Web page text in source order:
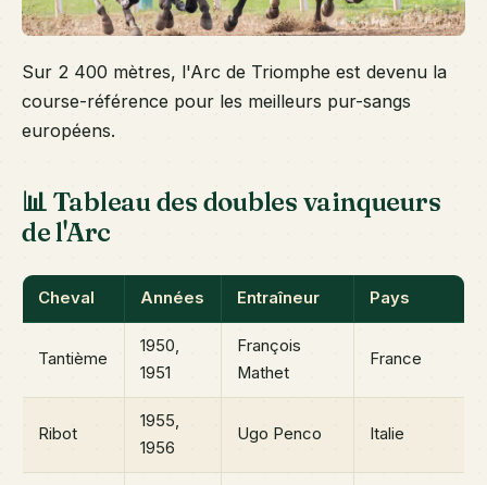
Sur 2 400 mètres, l'Arc de Triomphe est devenu la
course-référence pour les meilleurs pur-sangs
européens.
📊 Tableau des doubles vainqueurs
de l'Arc
Cheval Années Entraîneur Pays
Tantième
1950,
1951
François
Mathet
France
Ribot
1955,
1956
Ugo Penco Italie